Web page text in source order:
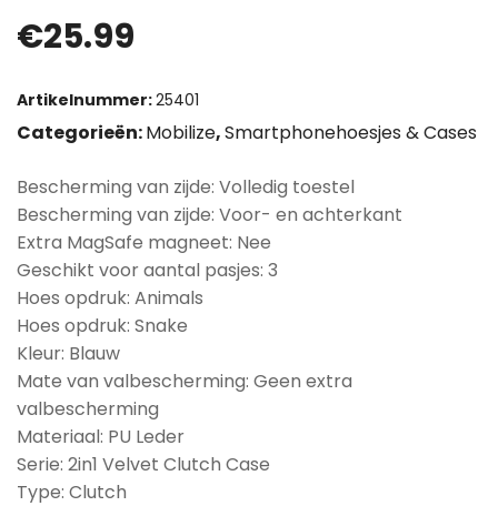
€25.99
Artikelnummer:25401
Categorieën:Mobilize,Smartphonehoesjes & Cases
Bescherming van zijde: Volledig toestel
Bescherming van zijde: Voor- en achterkant
Extra MagSafe magneet: Nee
Geschikt voor aantal pasjes: 3
Hoes opdruk: Animals
Hoes opdruk: Snake
Kleur: Blauw
Mate van valbescherming: Geen extra
valbescherming
Materiaal: PU Leder
Serie: 2in1 Velvet Clutch Case
Type: Clutch